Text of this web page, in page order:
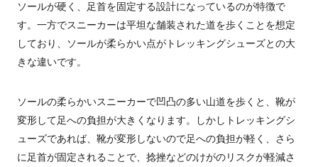
ソールが硬く、足首を固定する設計になっているのが特徴で
す。一方でスニーカーは平坦な舗装された道を歩くことを想定
しており、ソールが柔らかい点がトレッキングシューズとの大
きな違いです。
ソールの柔らかいスニーカーで凹凸の多い山道を歩くと、靴が
変形して足への負担が大きくなります。しかしトレッキングシ
ューズであれば、靴が変形しないので足への負担が軽く、さら
に足首が固定されることで、捻挫などのけがのリスクが軽減さ